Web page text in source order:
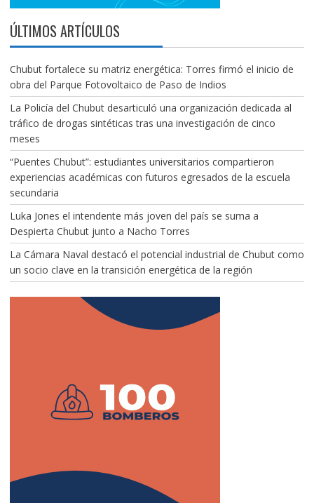
ÚLTIMOS ARTÍCULOS
Chubut fortalece su matriz energética: Torres firmó el inicio de
obra del Parque Fotovoltaico de Paso de Indios
La Policía del Chubut desarticuló una organización dedicada al
tráfico de drogas sintéticas tras una investigación de cinco
meses
“Puentes Chubut”: estudiantes universitarios compartieron
experiencias académicas con futuros egresados de la escuela
secundaria
Luka Jones el intendente más joven del país se suma a
Despierta Chubut junto a Nacho Torres
La Cámara Naval destacó el potencial industrial de Chubut como
un socio clave en la transición energética de la región